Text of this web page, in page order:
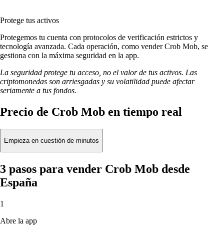
Protege tus activos
Protegemos tu cuenta con protocolos de verificación estrictos y
tecnología avanzada. Cada operación, como vender Crob Mob, se
gestiona con la máxima seguridad en la app.
La seguridad protege tu acceso, no el valor de tus activos. Las
criptomonedas son arriesgadas y su volatilidad puede afectar
seriamente a tus fondos.
Precio de Crob Mob en tiempo real
Empieza en cuestión de minutos
3 pasos para vender Crob Mob desde
España
1
Abre la app